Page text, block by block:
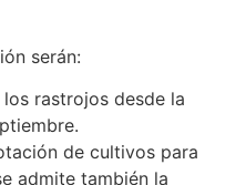
serán:
rastrojos desde la
de cultivos para
admite también la